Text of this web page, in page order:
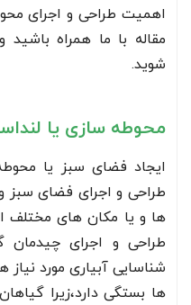
اهمیت طراحی و اجرای
مقاله با ما همراه
شوید.
محوطه سازی یا
ایجاد فضای سبز یا
طراحی و اجرای فضای سبز و
ها و یا مکان های مختلف
طراحی و اجرای چیدمان
شناسایی آبیاری مورد نیاز
ها بستگی دارد،زیرا